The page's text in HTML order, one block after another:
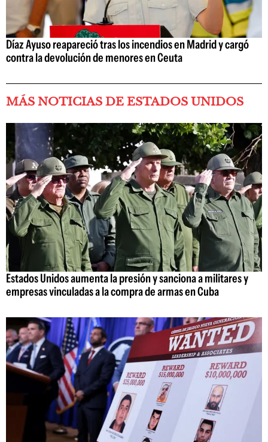
Díaz Ayuso reapareció tras los incendios en Madrid y cargó
contra la devolución de menores en Ceuta
MÁS NOTICIAS DE ESTADOS UNIDOS
Estados Unidos aumenta la presión y sanciona a militares y
empresas vinculadas a la compra de armas en Cuba